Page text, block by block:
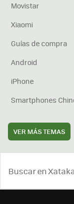
Movistar
Xiaomi
Guías de compra
Android
iPhone
Smartphones
VER MÁS TEMAS